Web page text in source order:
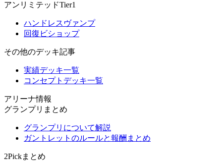
アンリミテッドTier1
ハンドレスヴァンプ
回復ビショップ
その他のデッキ記事
実績デッキ一覧
コンセプトデッキ一覧
アリーナ情報
グランプリまとめ
グランプリについて解説
ガントレットのルールと報酬まとめ
2Pickまとめ